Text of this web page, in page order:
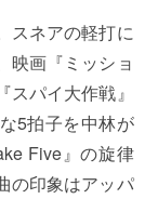
スネアの軽打に
映画『ミッショ
パイ大作戦』
5拍子を中林が
Five』の旋律
の印象はアッパ